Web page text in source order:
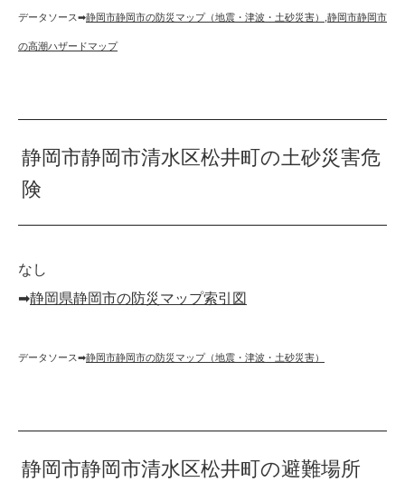
データソース➡︎静岡市静岡市の防災マップ（地震・津波・土砂災害） 静岡市静岡市
の高潮ハザードマップ
静岡市静岡市清水区松井町の土砂災害危
険
なし
➡︎静岡県静岡市の防災マップ索引図
データソース➡︎静岡市静岡市の防災マップ（地震・津波・土砂災害）
静岡市静岡市清水区松井町の避難場所